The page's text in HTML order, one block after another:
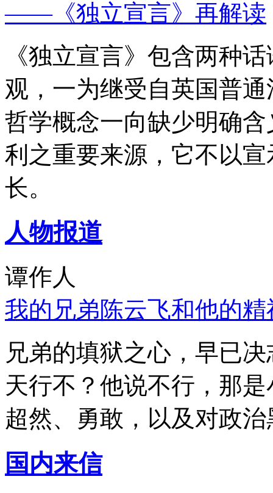
——《独立宣言》再解读
《独立宣言》包含两种
观，一为继受自英国普
哲学概念一向缺少明确
利之重要来源，它不以
长。
人物报道
谭作人
我的兄弟陈云飞和他的
兄弟的填狱之心，早已
天行不？他说不行，那
超然、勇敢，以及对政
国内来信